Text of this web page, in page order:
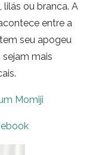
ou branca. A
entre a
tem seu apogeu
mais
Momiji